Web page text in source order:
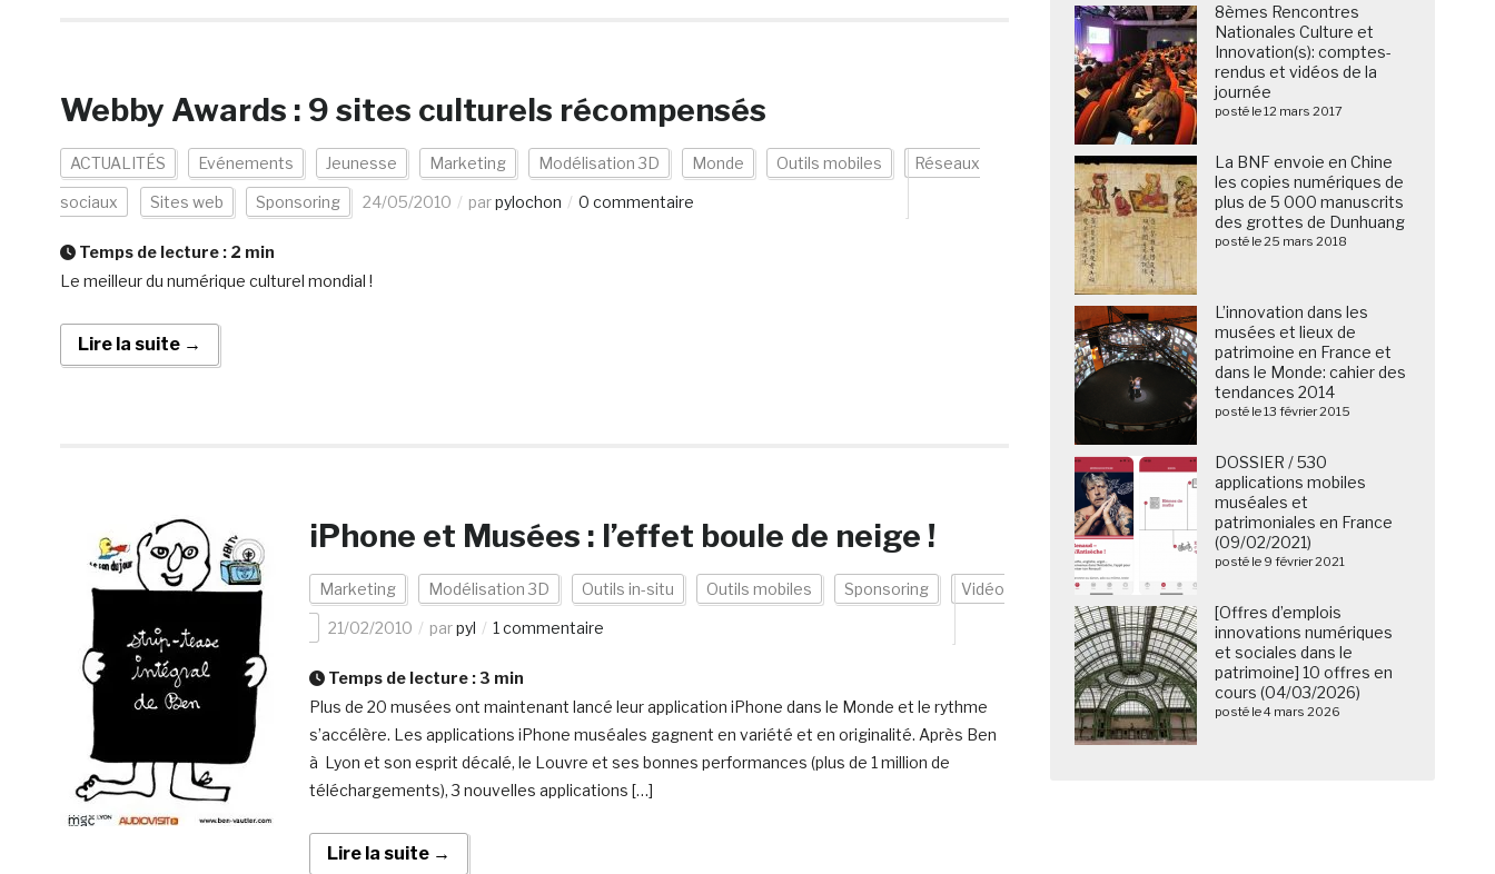
Webby Awards : 9 sites culturels récompensés
ACTUALITÉS Evénements Jeunesse Marketing Modélisation 3D Monde Outils mobiles Réseaux
sociaux Sites web Sponsoring 24/05/2010 parpylochon 0 commentaire
Temps de lecture : 2 min
Le meilleur du numérique culturel mondial !
Lire la suite →
iPhone et Musées : l’effet boule de neige !
Marketing Modélisation 3D Outils in-situ Outils mobiles Sponsoring Vidéo
21/02/2010 parpyl 1 commentaire
Temps de lecture : 3 min
Plus de 20 musées ont maintenant lancé leur application iPhone dans le Monde et le rythme
s’accélère. Les applications iPhone muséales gagnent en variété et en originalité. Après Ben
à Lyon et son esprit décalé, le Louvre et ses bonnes performances (plus de 1 million de
téléchargements), 3 nouvelles applications […]
Lire la suite →
8èmes Rencontres
Nationales Culture et
Innovation(s): comptes-
rendus et vidéos de la
journée
posté le 12 mars 2017
La BNF envoie en Chine
les copies numériques de
plus de 5 000 manuscrits
des grottes de Dunhuang
posté le 25 mars 2018
L’innovation dans les
musées et lieux de
patrimoine en France et
dans le Monde: cahier des
tendances 2014
posté le 13 février 2015
DOSSIER / 530
applications mobiles
muséales et
patrimoniales en France
(09/02/2021)
posté le 9 février 2021
[Offres d’emplois
innovations numériques
et sociales dans le
patrimoine] 10 offres en
cours (04/03/2026)
posté le 4 mars 2026